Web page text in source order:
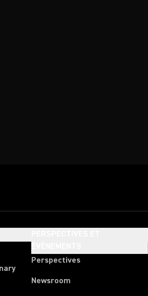
Perspectives
Newsroom